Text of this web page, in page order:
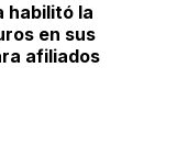
habilitó la
en sus
afiliados